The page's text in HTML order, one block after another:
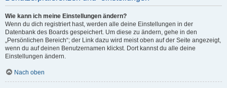
Wie kann ich meine Einstellungen ändern?
Wenn du dich registriert hast, werden alle deine Einstellungen in der
Datenbank des Boards gespeichert. Um diese zu ändern, gehe in den
„Persönlichen Bereich“; der Link dazu wird meist oben auf der Seite angezeigt,
wenn du auf deinen Benutzernamen klickst. Dort kannst du alle deine
Einstellungen ändern.
Nach oben